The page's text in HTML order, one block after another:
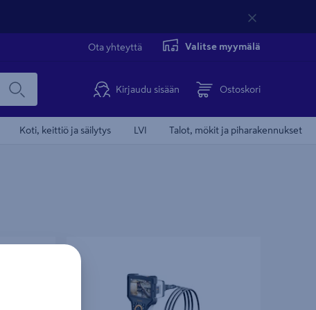
Ota yhteyttä Valitse myymälä
Kirjaudu sisään Ostoskori
Koti, keittiö ja säilytys LVI Talot, mökit ja piharakennukset
27 C Solo
Videotähystin Laserliner VideoFlex HD Duo